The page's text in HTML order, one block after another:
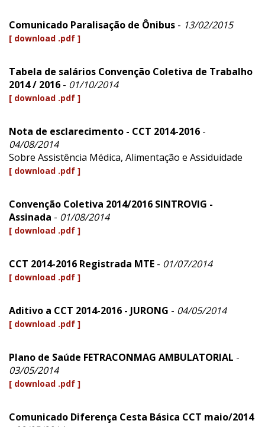
Comunicado Paralisação de Ônibus - 13/02/2015
[ download .pdf ]
Tabela de salários Convenção Coletiva de Trabalho
2014 / 2016 - 01/10/2014
[ download .pdf ]
Nota de esclarecimento - CCT 2014-2016 -
04/08/2014
Sobre Assistência Médica, Alimentação e Assiduidade
[ download .pdf ]
Convenção Coletiva 2014/2016 SINTROVIG -
Assinada - 01/08/2014
[ download .pdf ]
CCT 2014-2016 Registrada MTE - 01/07/2014
[ download .pdf ]
Aditivo a CCT 2014-2016 - JURONG - 04/05/2014
[ download .pdf ]
Plano de Saúde FETRACONMAG AMBULATORIAL -
03/05/2014
[ download .pdf ]
Comunicado Diferença Cesta Básica CCT maio/2014